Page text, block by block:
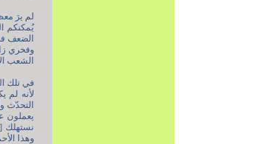
لم يرَ
يُمكنكم
الشعب
في تلك
لأنه لم
التحدّث
يعملون
نستهلك
وهذا